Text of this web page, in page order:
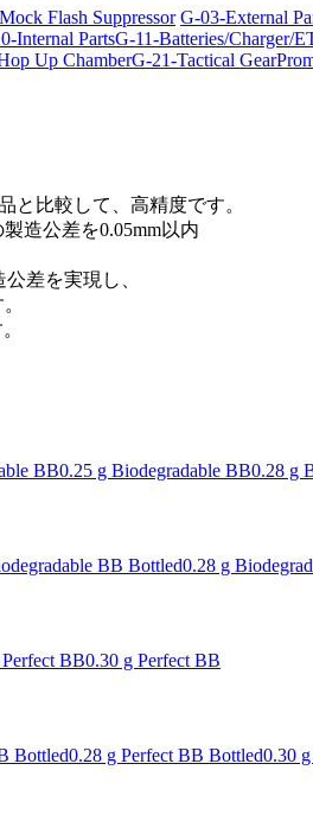
Flash Suppressor G-03-External
Internal PartsG-11-Batteries/Charger/
Up ChamberG-21-Tactical Gear
と比較して、高精度です。
造公差を0.05mm以内
差を実現し、
BB0.25 g Biodegradable BB0.28 g
BB Bottled0.28 g
BB0.30 g Perfect BB
Bottled0.28 g Perfect BB Bottled0.30